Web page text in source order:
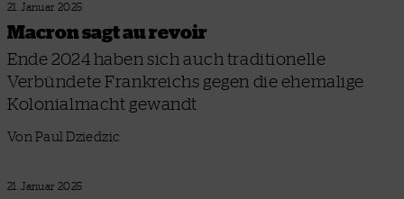
21. Januar 2025
Macron sagt au revoir
Ende 2024 haben sich auch traditionelle
Verbündete Frankreichs gegen die ehemalige
Kolonialmacht gewandt
Von Paul Dziedzic
21. Januar 2025